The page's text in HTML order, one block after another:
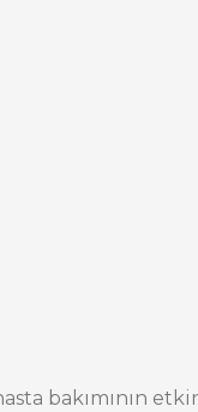
bakımının